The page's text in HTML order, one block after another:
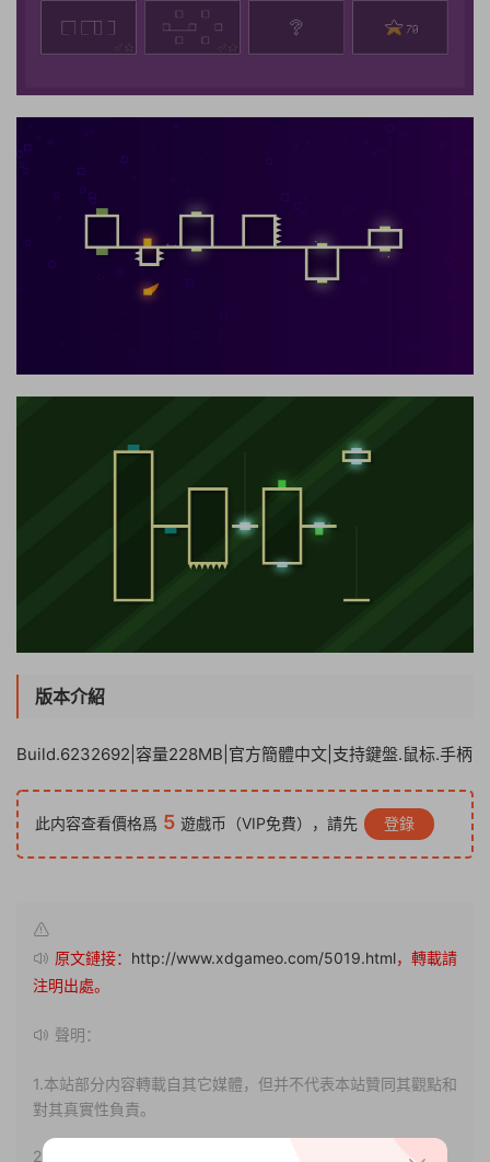
版本介紹
Build.6232692|容量228MB|官方簡體中文|支持鍵盤.鼠标.手柄
此内容查看價格爲 5 遊戲币（VIP免費），請先 登錄
原文鏈接： http://www.xdgameo.com/5019.html，轉載請
注明出處。
聲明：
1.本站部分内容轉載自其它媒體，但并不代表本站贊同其觀點和
對其真實性負責。
2.若您需要商業運營或用于其他商業活動，請您購買正版授權